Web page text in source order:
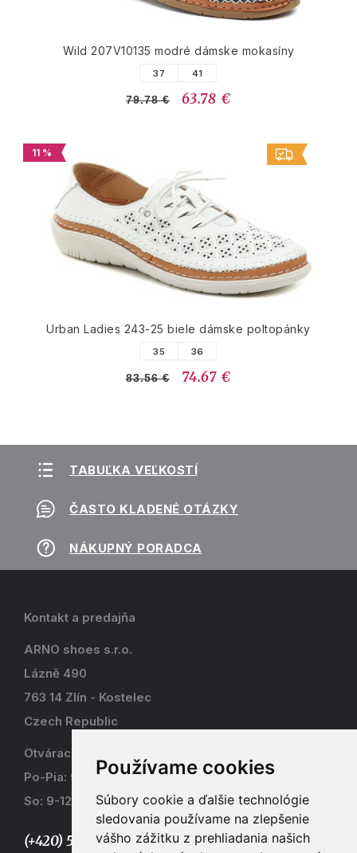
Používame cookies
Súbory cookie a ďalšie technológie
sledovania používame na zlepšenie
vášho zážitku z prehliadania našich
Wild 207V10135 modré dámske mokasíny
37 41
79.78 € 63.78 €
11 %
Urban Ladies 243-25 biele dámske poltopánky
35 36
83.56 € 74.67 €
TABUĽKA VEĽKOSTÍ
ČASTO KLADENÉ OTÁZKY
NÁKUPNÝ PORADCA
Kontakt a predajňa
ARNO shoes s.r.o.
Lázně 490
763 14 Zlín - Kostelec
Czech Republic
Otváracia doba
Po-Pia: 9-17
So: 9-12
(+420) 577 915 036,